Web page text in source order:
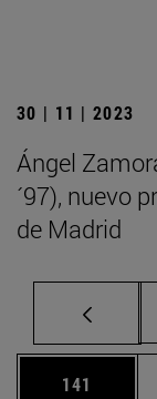
30 | 11 | 2023
Ángel
´97), nuevo
de Madrid
Página
141